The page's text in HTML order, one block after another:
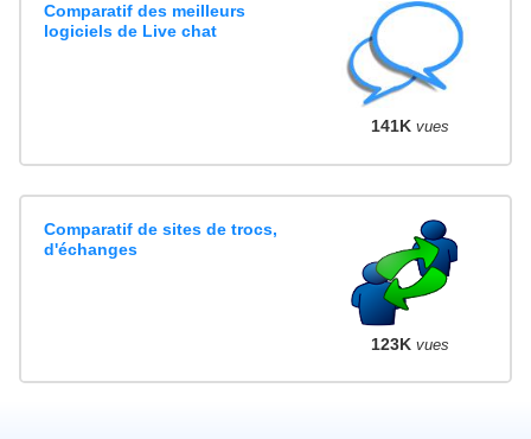
Comparatif des meilleurs
logiciels de Live chat
141K vues
Comparatif de sites de trocs,
d'échanges
123K vues